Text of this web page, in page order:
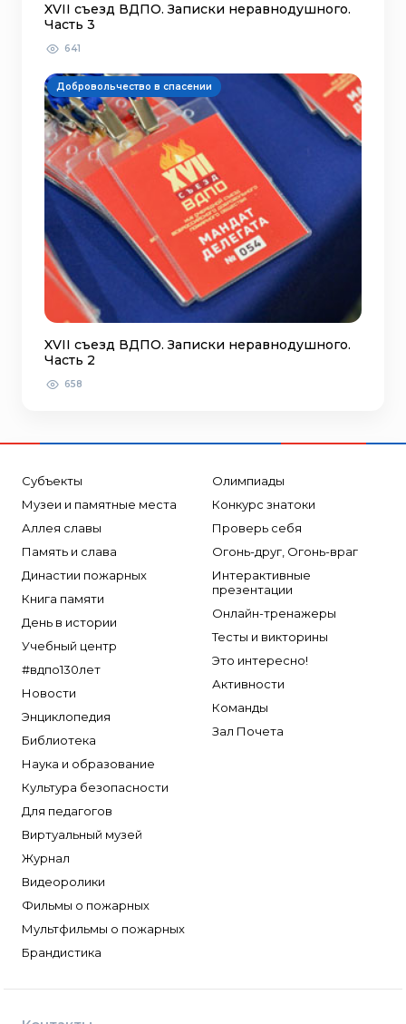
XVII съезд ВДПО. Записки неравнодушного.
Часть 3
641
Добровольчество в спасении
XVII съезд ВДПО. Записки неравнодушного.
Часть 2
658
Субъекты
Музеи и памятные места
Аллея славы
Память и слава
Династии пожарных
Книга памяти
День в истории
Учебный центр
#вдпо130лет
Новости
Энциклопедия
Библиотека
Наука и образование
Культура безопасности
Для педагогов
Виртуальный музей
Журнал
Видеоролики
Фильмы о пожарных
Мультфильмы о пожарных
Брандистика
Олимпиады
Конкурс знатоки
Проверь себя
Огонь-друг, Огонь-враг
Интерактивные
презентации
Онлайн-тренажеры
Тесты и викторины
Это интересно!
Активности
Команды
Зал Почета